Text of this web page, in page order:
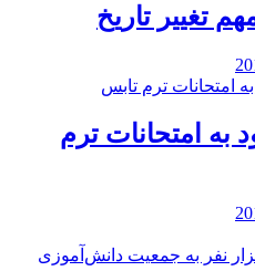
تغییر تاریخ
به امتحانات ترم